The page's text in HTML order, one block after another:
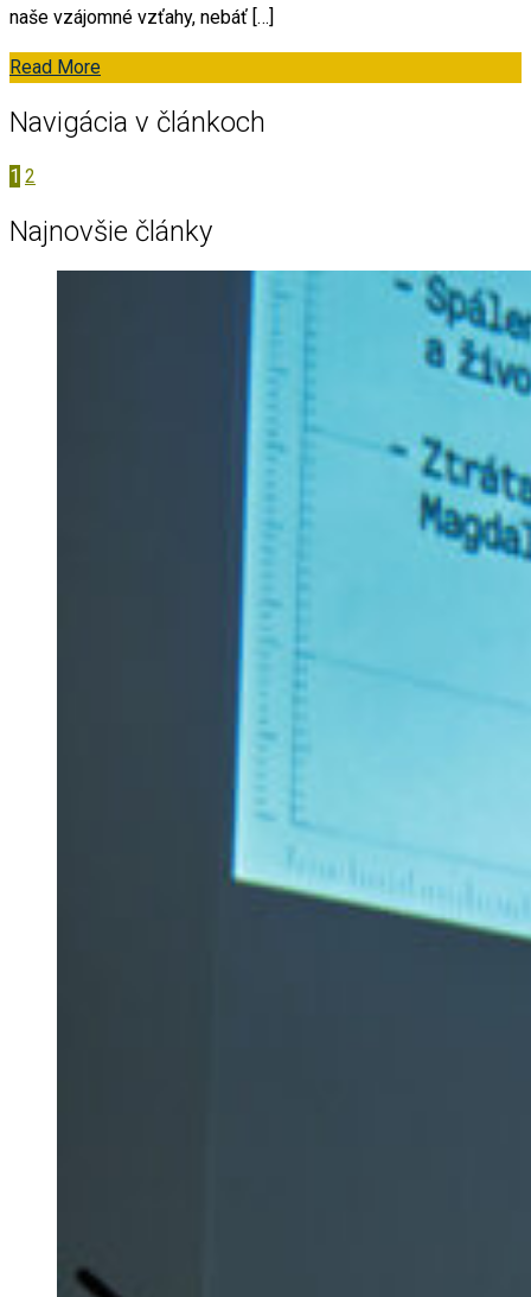
naše vzájomné vzťahy, nebáť […]
Read More
Navigácia v článkoch
1 2
Najnovšie články